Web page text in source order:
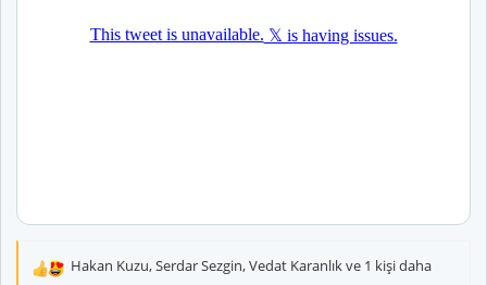
T
Hakan Kuzu,Serdar Sezgin,Vedat Karanlıkve 1 kişi daha